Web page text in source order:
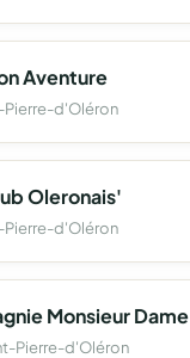
Aventure
Pierre-d'Oléron
Oleronais'
Pierre-d'Oléron
Monsieur Dame
Pierre-d'Oléron